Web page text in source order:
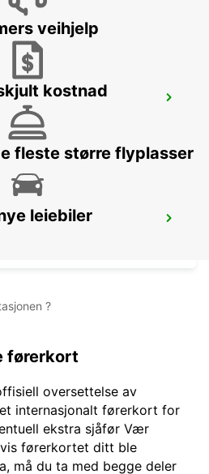
veihjelp
kostnad
fleste større flyplasser
leiebiler
?
førerkort
oversettelse av
internasjonalt førerkort for
ekstra sjåfør Vær
førerkortet ditt ble
må du ta med begge deler